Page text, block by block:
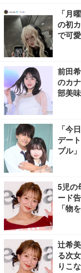
「月
の初
で可
前田
のカ
部美
「今
デー
プル
5児の
ード
「物
辻希
る次
りこ